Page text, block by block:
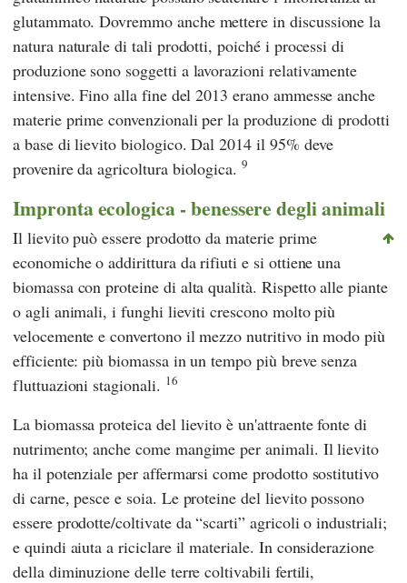
glutammato. Dovremmo anche mettere in discussione la
natura naturale di tali prodotti, poiché i processi di
produzione sono soggetti a lavorazioni relativamente
intensive. Fino alla fine del 2013 erano ammesse anche
materie prime convenzionali per la produzione di prodotti
a base di lievito biologico. Dal 2014 il 95% deve
provenire da agricoltura biologica.9
Impronta ecologica - benessere degli animali
Il lievito può essere prodotto da materie prime
economiche o addirittura da rifiuti e si ottiene una
biomassa con proteine di alta qualità. Rispetto alle piante
o agli animali, i funghi lieviti crescono molto più
velocemente e convertono il mezzo nutritivo in modo più
efficiente: più biomassa in un tempo più breve senza
fluttuazioni stagionali. 16
La biomassa proteica del lievito è un'attraente fonte di
nutrimento; anche come mangime per animali. Il lievito
ha il potenziale per affermarsi come prodotto sostitutivo
di carne, pesce e soia. Le proteine del lievito possono
essere prodotte/coltivate da “scarti” agricoli o industriali;
e quindi aiuta a riciclare il materiale. In considerazione
della diminuzione delle terre coltivabili fertili,